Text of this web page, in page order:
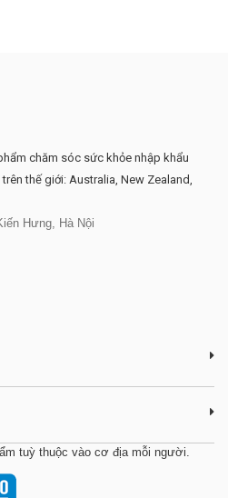
chăm sóc sức khỏe nhập khẩu
thế giới: Australia, New Zealand,
Hưng, Hà Nội
tuỳ thuộc vào cơ địa mỗi người.